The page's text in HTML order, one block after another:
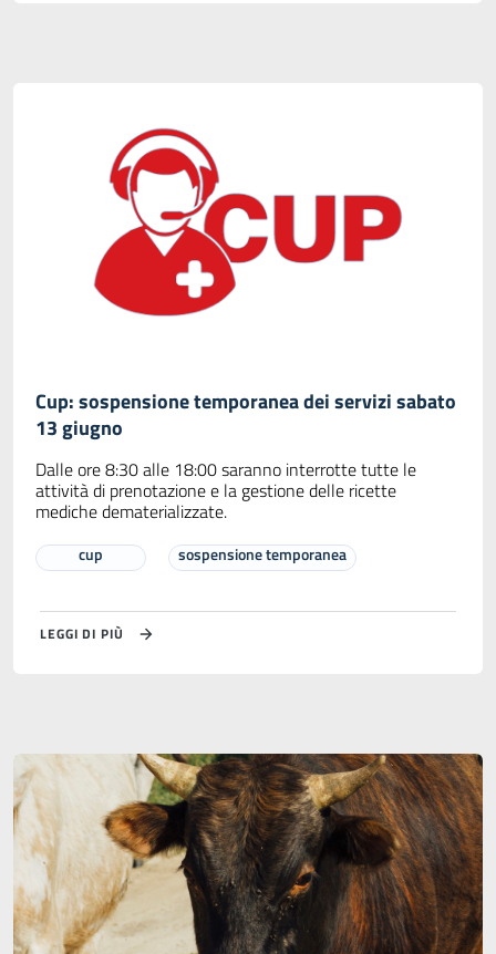
Cup: sospensione temporanea dei servizi sabato
13 giugno
Dalle ore 8:30 alle 18:00 saranno interrotte tutte le
attività di prenotazione e la gestione delle ricette
mediche dematerializzate.
cup sospensione temporanea
LEGGI DI PIÙ